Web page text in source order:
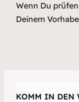
Wenn Du
Deinem
KOMM IN DEN